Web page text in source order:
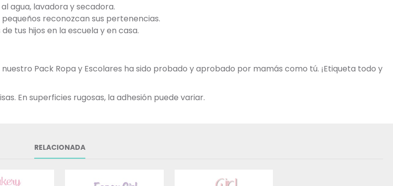
agua, lavadora y secadora.
pequeños reconozcan sus pertenencias.
tus hijos en la escuela y en casa.
Pack Ropa y Escolares ha sido probado y aprobado por mamás como tú. ¡Etiqueta todo y
En superficies rugosas, la adhesión puede variar.
RELACIONADA